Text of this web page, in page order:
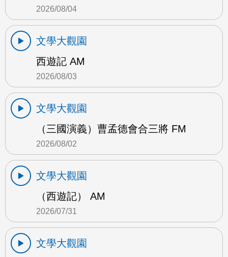
2026/08/04
文學大觀園
西遊記 AM
2026/08/03
文學大觀園
（三國演義）曹孟德會合三將 FM
2026/08/02
文學大觀園
（西遊記） AM
2026/07/31
文學大觀園